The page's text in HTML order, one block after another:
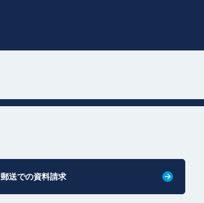
郵送での資料請求